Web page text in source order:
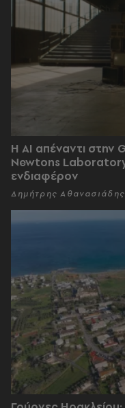
Η AI απέναντι στην
Newtons Laboratory
ενδιαφέρον
Δημήτρης Αθανασιάδης